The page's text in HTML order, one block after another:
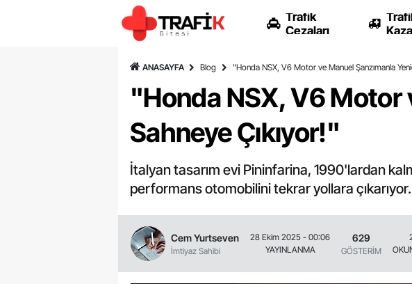
Trafik
Cezaları
ANASAYFA Blog "Honda NSX, V6 Motor ve Manuel Şanzımanla
"Honda NSX, V6 Motor
Sahneye Çıkıyor!"
İtalyan tasarım evi Pininfarina, 1990'lardan
performans otomobilini tekrar yollara çıkarıyor.
Cem Yurtseven
İmtiyaz Sahibi
28 Ekim 2025 - 00:06
YAYINLANMA
629
GÖSTERİM